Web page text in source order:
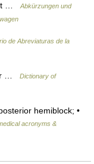
…
Abkürzungen und
de Abreviaturas de la
…
Dictionary of
hemiblock; •
acronyms &